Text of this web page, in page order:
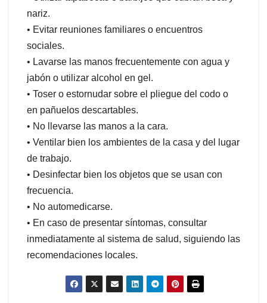
nariz.
• Evitar reuniones familiares o encuentros
sociales.
• Lavarse las manos frecuentemente con agua y
jabón o utilizar alcohol en gel.
• Toser o estornudar sobre el pliegue del codo o
en pañuelos descartables.
• No llevarse las manos a la cara.
• Ventilar bien los ambientes de la casa y del lugar
de trabajo.
• Desinfectar bien los objetos que se usan con
frecuencia.
• No automedicarse.
• En caso de presentar síntomas, consultar
inmediatamente al sistema de salud, siguiendo las
recomendaciones locales.